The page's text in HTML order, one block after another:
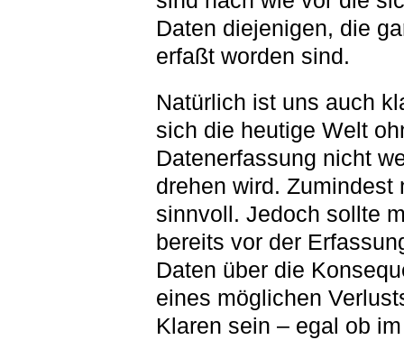
Daten diejenigen, die
erfaßt worden sind.
Natürlich ist uns auch
sich die heutige Welt
Datenerfassung nicht
drehen wird. Zumindest
sinnvoll. Jedoch sollte
bereits vor der
Daten über die
eines möglichen
Klaren sein – egal ob